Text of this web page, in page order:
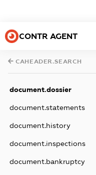
CONTR AGENT
CAHEADER.SEARCH
document.dossier
document.statements
document.history
document.inspections
document.bankruptcy